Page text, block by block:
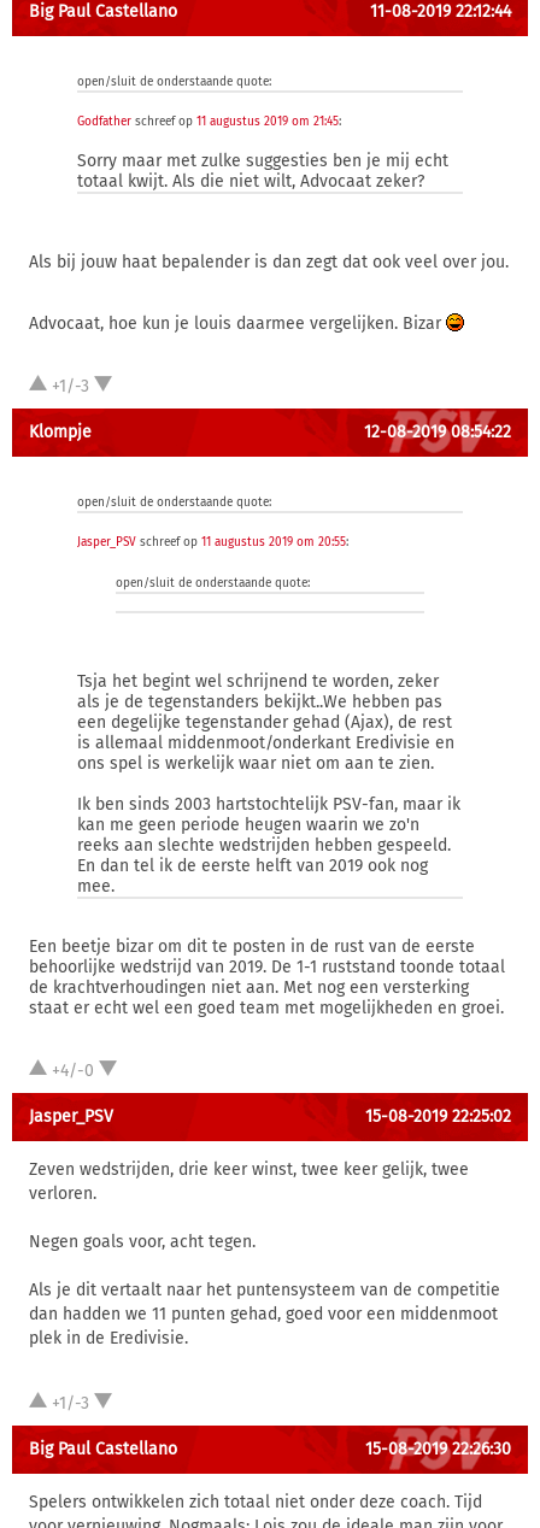
Big Paul Castellano 11-08-2019 22:12:44
open/sluit de onderstaande quote:
Godfather schreef op 11 augustus 2019 om 21:45:
Sorry maar met zulke suggesties ben je mij echt
totaal kwijt. Als die niet wilt, Advocaat zeker?
Als bij jouw haat bepalender is dan zegt dat ook veel over jou.
Advocaat, hoe kun je louis daarmee vergelijken. Bizar
+1/-3
Klompje 12-08-2019 08:54:22
open/sluit de onderstaande quote:
Jasper_PSV schreef op 11 augustus 2019 om 20:55:
open/sluit de onderstaande quote:
Tsja het begint wel schrijnend te worden, zeker
als je de tegenstanders bekijkt..We hebben pas
een degelijke tegenstander gehad (Ajax), de rest
is allemaal middenmoot/onderkant Eredivisie en
ons spel is werkelijk waar niet om aan te zien.
Ik ben sinds 2003 hartstochtelijk PSV-fan, maar ik
kan me geen periode heugen waarin we zo'n
reeks aan slechte wedstrijden hebben gespeeld.
En dan tel ik de eerste helft van 2019 ook nog
mee.
Een beetje bizar om dit te posten in de rust van de eerste
behoorlijke wedstrijd van 2019. De 1-1 ruststand toonde totaal
de krachtverhoudingen niet aan. Met nog een versterking
staat er echt wel een goed team met mogelijkheden en groei.
+4/-0
Jasper_PSV 15-08-2019 22:25:02
Zeven wedstrijden, drie keer winst, twee keer gelijk, twee
verloren.
Negen goals voor, acht tegen.
Als je dit vertaalt naar het puntensysteem van de competitie
dan hadden we 11 punten gehad, goed voor een middenmoot
plek in de Eredivisie.
+1/-3
Big Paul Castellano 15-08-2019 22:26:30
Spelers ontwikkelen zich totaal niet onder deze coach. Tijd